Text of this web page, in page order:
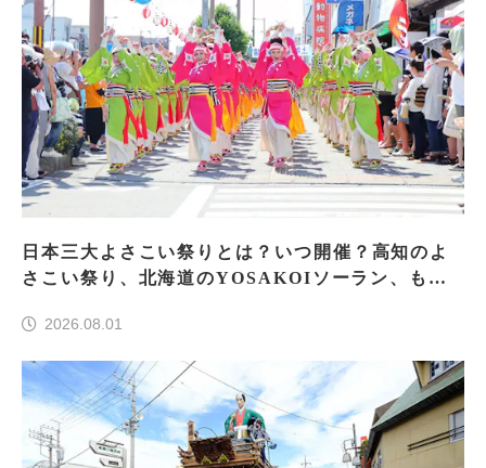
日本三大よさこい祭りとは？いつ開催？高知のよ
さこい祭り、北海道のYOSAKOIソーラン、もう
2026.08.01